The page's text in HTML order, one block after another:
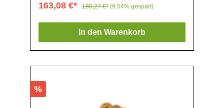
163,08 €* 180,27 €* (9.54% gespart)
In den Warenkorb
%